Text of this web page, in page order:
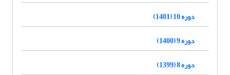
دوره 10 (1401)
دوره 9 (1400)
دوره 8 (1399)